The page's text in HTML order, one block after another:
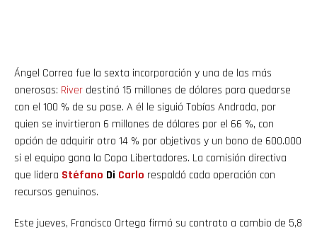
Ángel Correa fue la sexta incorporación y una de las más
onerosas: River destinó 15 millones de dólares para quedarse
con el 100 % de su pase. A él le siguió Tobías Andrada, por
quien se invirtieron 6 millones de dólares por el 66 %, con
opción de adquirir otro 14 % por objetivos y un bono de 600.000
si el equipo gana la Copa Libertadores. La comisión directiva
que lidera Stéfano Di Carlo respaldó cada operación con
recursos genuinos.
Este jueves, Francisco Ortega firmó su contrato a cambio de 5,8